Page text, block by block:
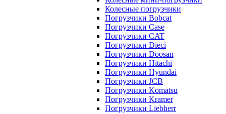
Колесные погрузчики
Погрузчики Bobcat
Погрузчики Case
Погрузчики CAT
Погрузчики Dieci
Погрузчики Doosan
Погрузчики Hitachi
Погрузчики Hyundai
Погрузчики JCB
Погрузчики Komatsu
Погрузчики Kramer
Погрузчики Liebherr